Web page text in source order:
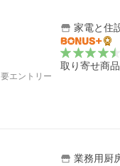
要エントリー
家電と住
取り寄せ商
業務用厨